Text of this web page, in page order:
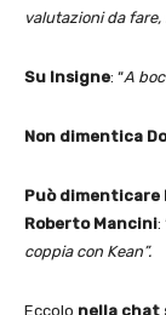
valutazioni da
Su Insigne: “A
Non dimentica
Può dimenticare
Roberto Mancini:
coppia con Kean”.
Eccolo nella chat